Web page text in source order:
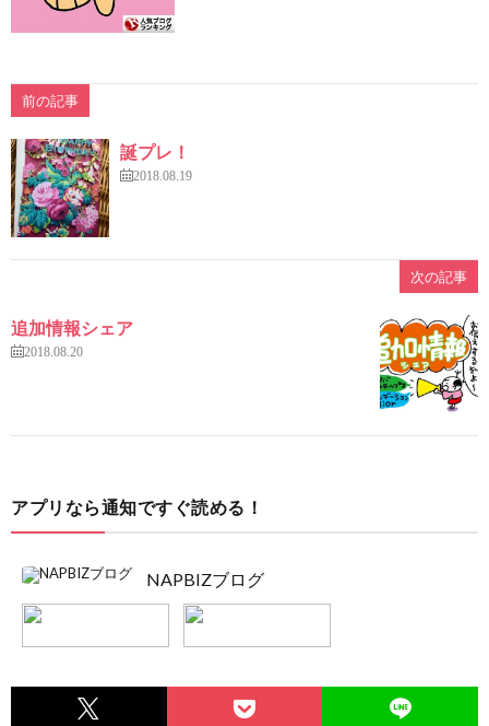
前の記事
誕プレ！
2018.08.19
次の記事
追加情報シェア
2018.08.20
アプリなら通知ですぐ読める！
NAPBIZブログ